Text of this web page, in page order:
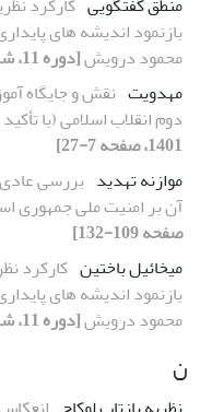
بازنمود اندیشه های
محمود درویش[دوره 11، شماره 4، 1401، صفحه 145-167]
مهدویت نقش و جایگاه
دوم انقلاب اسلامی (با
1401، صفحه 7-27]
موازنه تهدید بررسی عادی
آن بر امنیت ملی جمهوری
صفحه 109-132]
میخائیل باختین کارکرد
بازنمود اندیشه های
محمود درویش[دوره 11، شماره 4، 1401، صفحه 145-167]
ن